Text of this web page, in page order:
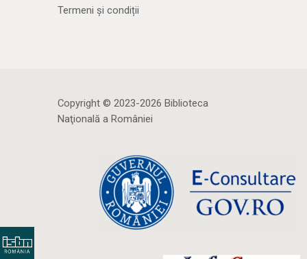
Termeni și condiții
Copyright © 2023-2026 Biblioteca
Naţională a României